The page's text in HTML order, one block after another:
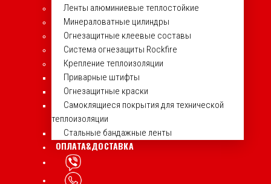
Ленты алюминиевые теплостойкие
Минераловатные цилиндры
Огнезащитные клеевые составы
Система огнезащиты Rockfire
Крепление теплоизоляции
Приварные штифты
Огнезащитные краски
Самоклящиеся покрытия для технической
теплоизоляции
Стальные бандажные ленты
ОПЛАТА&ДОСТАВКА